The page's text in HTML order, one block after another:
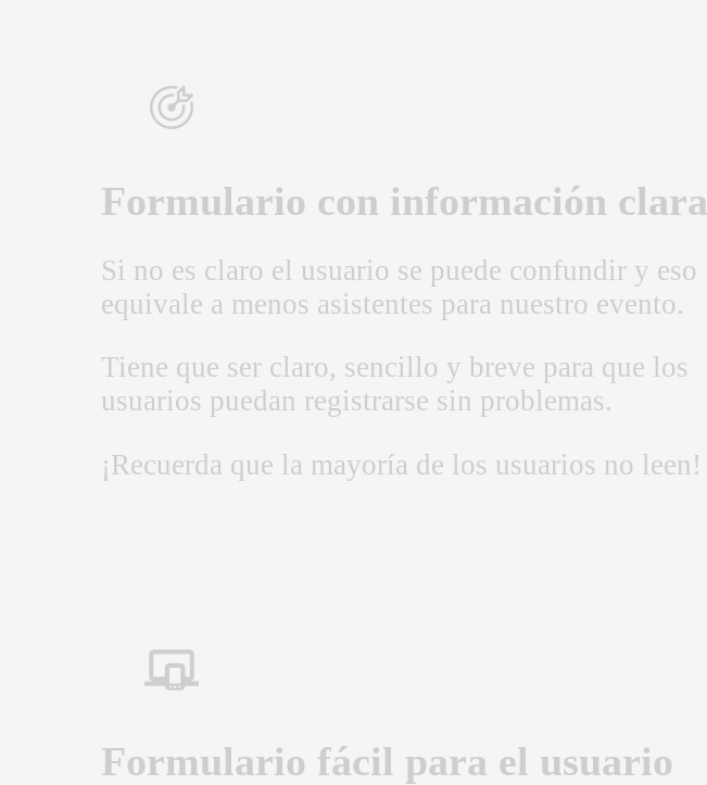
Formulario con información clara
Si no es claro el usuario se puede confundir y eso
equivale a menos asistentes para nuestro evento.
Tiene que ser claro, sencillo y breve para que los
usuarios puedan registrarse sin problemas.
¡Recuerda que la mayoría de los usuarios no leen!
Formulario fácil para el usuario